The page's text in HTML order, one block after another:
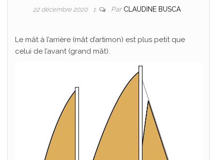
22 décembre 2020 1 Par CLAUDINE BUSCA
Le mât à l’arrière (mât d’artimon) est plus petit que
celui de l’avant (grand mât).